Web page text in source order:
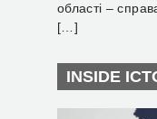
області –
[…]
INSIDE